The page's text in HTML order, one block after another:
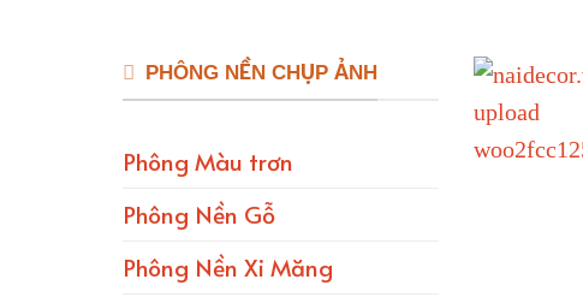
PHÔNG NỀN CHỤP ẢNH
Phông Màu trơn
Phông Nền Gỗ
Phông Nền Xi Măng